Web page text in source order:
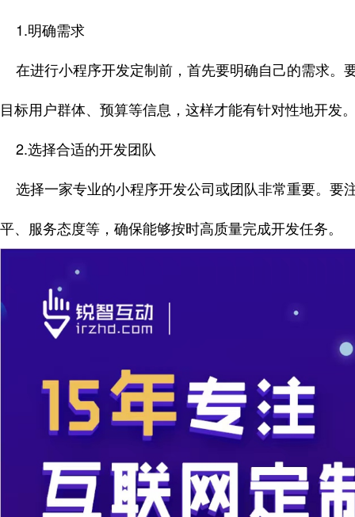
1.明确需求
在进行小程序开发定制前，首先要明确自己的需求。
目标用户群体、预算等信息，这样才能有针对性地开发
2.选择合适的开发团队
选择一家专业的小程序开发公司或团队非常重要。要
平、服务态度等，确保能够按时高质量完成开发任务。